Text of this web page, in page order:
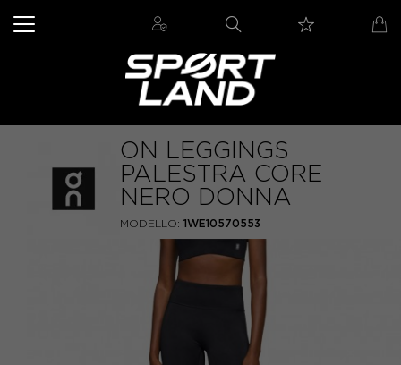
ON LEGGINGS
PALESTRA CORE
NERO DONNA
MODELLO: 1WE10570553